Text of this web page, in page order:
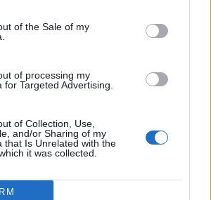
of the Sale of my
of processing my
for Targeted Advertising.
of Collection, Use,
and/or Sharing of my
that Is Unrelated with the
it was collected.
ΕΔΩ υδατάνθρακες,
λίπος ανάλογα με ύψος,
βάρους
το καφέ λίπος στο
βάρους